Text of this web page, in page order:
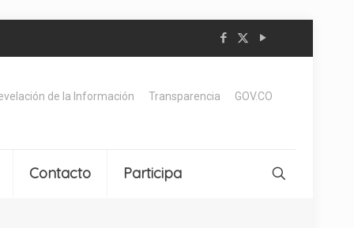
Contacto Participa
de la Información Transparencia GOV.CO